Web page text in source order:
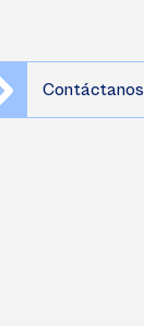
Contáctanos